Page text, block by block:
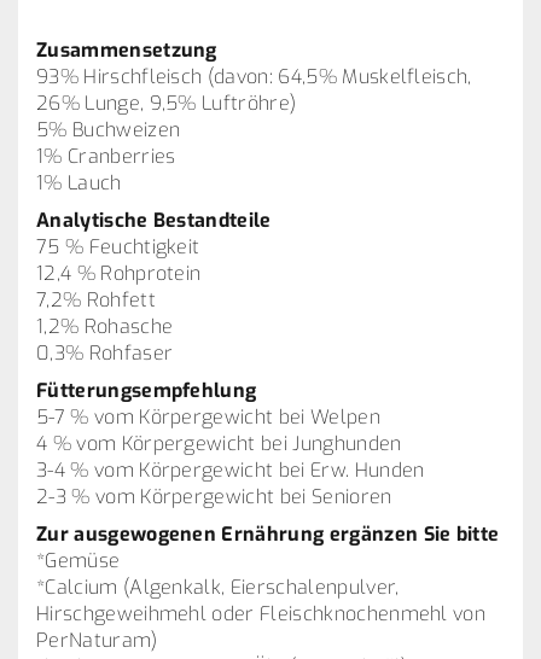
Zusammensetzung
93% Hirschfleisch (davon: 64,5% Muskelfleisch,
26% Lunge, 9,5% Luftröhre)
5% Buchweizen
1% Cranberries
1% Lauch
Analytische Bestandteile
75 % Feuchtigkeit
12,4 % Rohprotein
7,2% Rohfett
1,2% Rohasche
0,3% Rohfaser
Fütterungsempfehlung
5-7 % vom Körpergewicht bei Welpen
4 % vom Körpergewicht bei Junghunden
3-4 % vom Körpergewicht bei Erw. Hunden
2-3 % vom Körpergewicht bei Senioren
Zur ausgewogenen Ernährung ergänzen Sie bitte
*Gemüse
*Calcium (Algenkalk, Eierschalenpulver,
Hirschgeweihmehl oder Fleischknochenmehl von
PerNaturam)